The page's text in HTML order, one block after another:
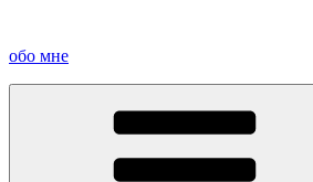
содержимому
обо мне